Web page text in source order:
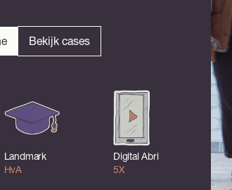
Bekijk cases
Landmark
HvA
Digital Abri
5X